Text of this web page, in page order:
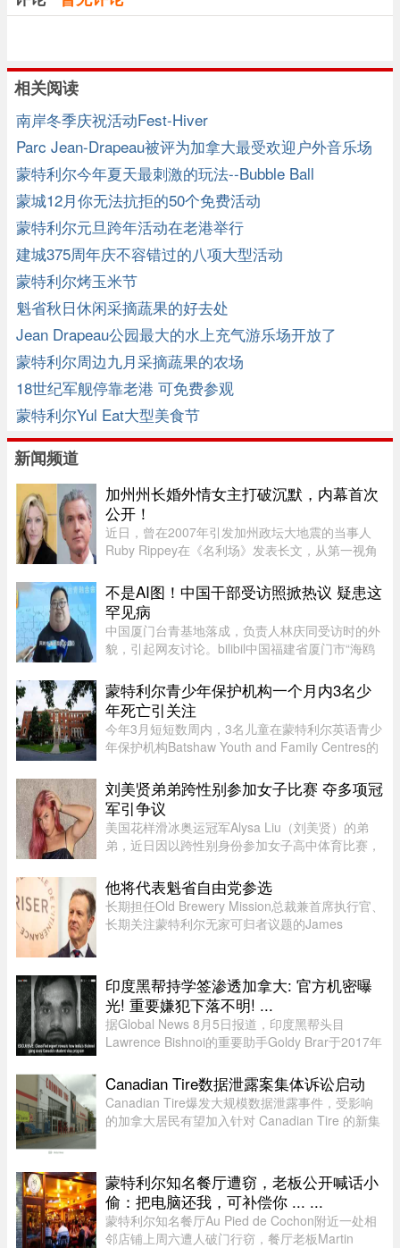
相关阅读
南岸冬季庆祝活动Fest-Hiver
Parc Jean-Drapeau被评为加拿大最受欢迎户外音乐场
蒙特利尔今年夏天最刺激的玩法--Bubble Ball
蒙城12月你无法抗拒的50个免费活动
蒙特利尔元旦跨年活动在老港举行
建城375周年庆不容错过的八项大型活动
蒙特利尔烤玉米节
魁省秋日休闲采摘蔬果的好去处
Jean Drapeau公园最大的水上充气游乐场开放了
蒙特利尔周边九月采摘蔬果的农场
18世纪军舰停靠老港 可免费参观
蒙特利尔Yul Eat大型美食节
新闻频道
加州州长婚外情女主打破沉默，内幕首次
公开！
近日，曾在2007年引发加州政坛大地震的当事人
Ruby Rippey在《名利场》发表长文，从第一视角
Gavin Newsom的一段婚外情。这段尘封多年的往
事再次被推向风口浪尖。Gavin New ...
不是AI图！中国干部受访照掀热议 疑患这
罕见病
中国厦门台青基地落成，负责人林庆同受访时的外
貌，引起网友讨论。bilibil中国福建省厦门市“海鸥
时，异常肿大的脖子引起网友议论，被怀疑是AI特
效。不过，有认识他的 ...
蒙特利尔青少年保护机构一个月内3名少
年死亡引关注
今年3月短短数周内，3名儿童在蒙特利尔英语青少
年保护机构Batshaw Youth and Family Centres的
这3起未成年人死亡事件，并表示目前全部仍在调
查之中。 ...
刘美贤弟弟跨性别参加女子比赛 夺多项冠
军引争议
美国花样滑冰奥运冠军Alysa Liu（刘美贤）的弟
弟，近日因以跨性别身份参加女子高中体育比赛，
Joshua，后来认同为女性，并开始代表加州高中参
加女子体育赛事。自2025 ...
他将代表魁省自由党参选
长期担任Old Brewery Mission总裁兼首席执行官、
长期关注蒙特利尔无家可归者议题的James
Charles Milliard预计将于今天周四下午 ...
印度黑帮持学签渗透加拿大: 官方机密曝
光! 重要嫌犯下落不明! ...
据Global News 8月5日报道，印度黑帮头目
Lawrence Bishnoi的重要助手Goldy Brar于2017年
Thompson Rivers University就读。但记录显示，
目前“无法确认”他是否真的上过课。实 ...
Canadian Tire数据泄露案集体诉讼启动
Canadian Tire爆发大规模数据泄露事件，受影响
的加拿大居民有望加入针对 Canadian Tire 的新集
数据泄露影响的 Canadian ...
蒙特利尔知名餐厅遭窃，老板公开喊话小
偷：把电脑还我，可补偿你 ... ...
蒙特利尔知名餐厅Au Pied de Cochon附近一处相
邻店铺上周六遭人破门行窃，餐厅老板Martin